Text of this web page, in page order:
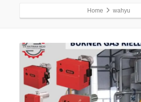
Home wahyu